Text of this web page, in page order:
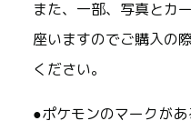
また、一部、写真とカ
座いますのでご購入の
ください。
●ポケモンのマークがあ